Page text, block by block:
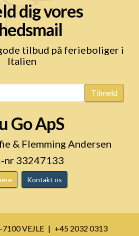
dig vores
tilbud på ferieboliger i
Italien
Tilmeld
Go ApS
& Flemming Andersen
nr 33247133
Kontakt os
VEJLE
+45 2032 0313